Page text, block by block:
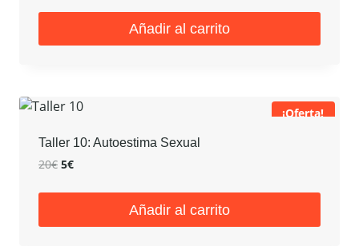
original
20€.
actual
5€.
Añadir al carrito
¡Oferta!
Taller 10: Autoestima Sexual
20€ El
original
20€.
5€El
actual
5€.
Añadir al carrito